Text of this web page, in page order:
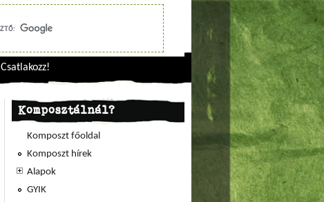
Csatlakozz!
Komposztálnál?
Komposzt főoldal
Komposzt hírek
Alapok
GYIK